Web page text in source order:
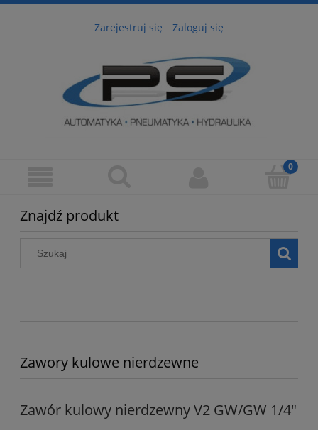
Zarejestruj się Zaloguj się
Znajdź produkt
Zawory kulowe nierdzewne
Zawór kulowy nierdzewny V2 GW/GW 1/4"